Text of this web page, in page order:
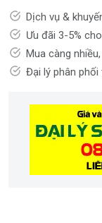
Dịch vụ &
Ưu đãi 3-5%
Mua càng
Đại lý phân phối